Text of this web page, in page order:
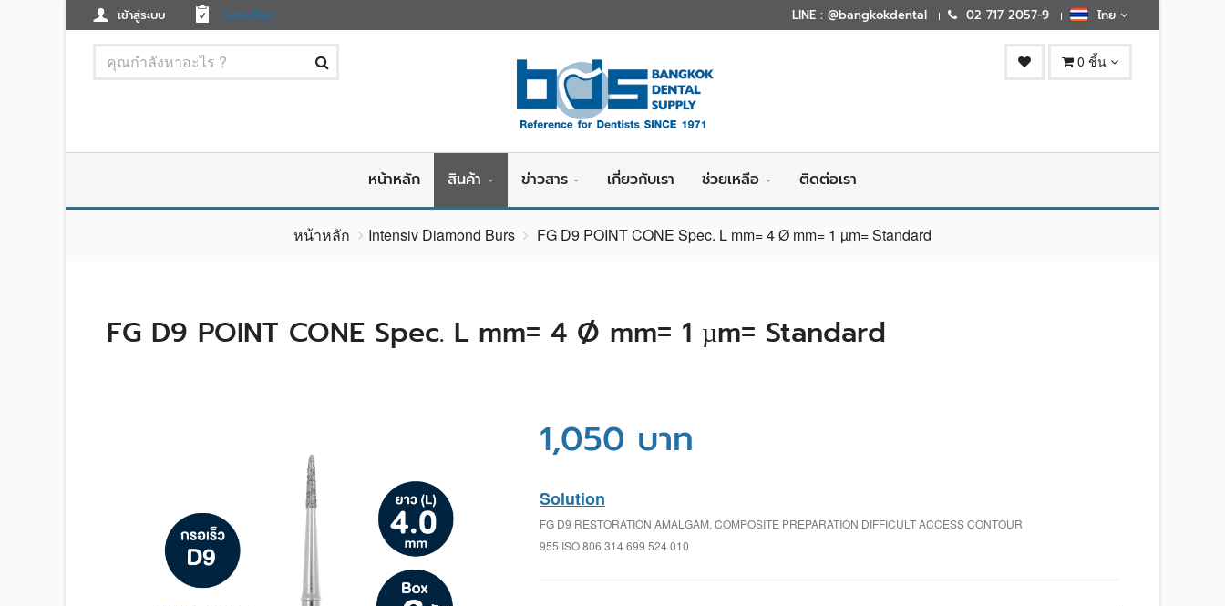
เข้าสู่ระบบ ลงทะเบียน LINE : @bangkokdental 02 717 2057-9 ไทย
0 ชิ้น
หน้าหลัก สินค้า ข่าวสาร เกี่ยวกับเรา ช่วยเหลือ ติดต่อเรา
หน้าหลัก Intensiv Diamond Burs FG D9 POINT CONE Spec. L mm= 4 Ø mm= 1 µm= Standard
FG D9 POINT CONE Spec. L mm= 4 Ø mm= 1 µm= Standard
1,050 บาท
Solution
FG D9 RESTORATION AMALGAM, COMPOSITE PREPARATION DIFFICULT ACCESS CONTOUR
955 ISO 806 314 699 524 010